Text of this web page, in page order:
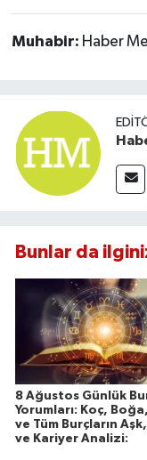
Muhabir: Haber
Bunlar da
8 Ağustos Günlük
Yorumları: Koç,
ve Tüm Burçların
ve Kariyer Analizi: